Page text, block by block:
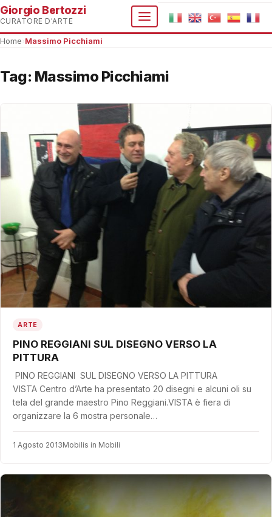
Giorgio Bertozzi
CURATORE D'ARTE
Home Massimo Picchiami
Tag: Massimo Picchiami
ARTE
PINO REGGIANI SUL DISEGNO VERSO LA
PITTURA
PINO REGGIANI SUL DISEGNO VERSO LA PITTURA
VISTA Centro d’Arte ha presentato 20 disegni e alcuni oli su
tela del grande maestro Pino Reggiani.VISTA è fiera di
organizzare la 6 mostra personale…
1 Agosto 2013Mobilis in Mobili